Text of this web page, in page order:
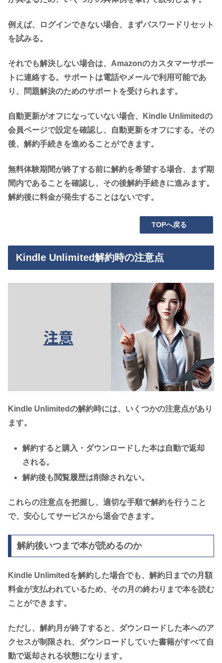
例えば、ログインできない場合、まずパスワードリセット
を試みる。
それでも解決しない場合は、Amazonのカスタマーサポー
トに連絡する。サポートは電話やメールで利用可能であ
り、問題解決のためのサポートを受けられます。
自動更新がオフになっていない場合、Kindle Unlimitedの
会員ページで設定を確認し、自動更新をオフにする。その
後、解約手続きを進めることができます。
無料体験期間が終了する前に解約を希望する場合、まず期
間内であることを確認し、その後解約手続きに進みます。
解約後に料金が発生することはないです。
TOPへ戻る
Kindle Unlimited解約時の注意点
Kindle Unlimitedの解約時には、いくつかの注意点があり
ます。
解約すると購入・ダウンロードした本は自動で返却
される。
解約後も閲覧履歴は削除されない。
これらの注意点を把握し、適切な手順で解約を行うこと
で、安心してサービスから退会できます。
解約後いつまで本が読めるのか
Kindle Unlimitedを解約した場合でも、解約日までの月額
料金が支払われているため、その月の終わりまで本を読む
ことができます。
ただし、解約月が終了すると、ダウンロードした本へのア
クセスが制限され、ダウンロードしていた書籍がすべて自
動で返却される状態になります。